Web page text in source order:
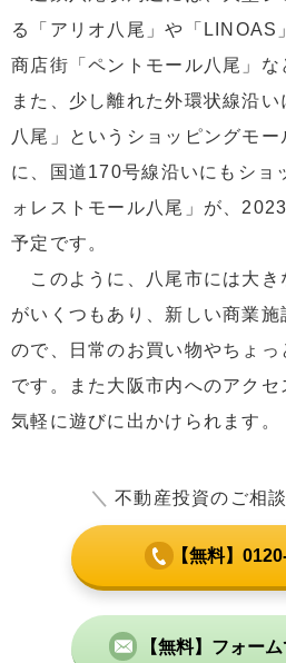
る「アリオ八尾」や「LINOAS
商店街「ペントモール八尾」な
また、少し離れた外環状線沿
八尾」というショッピングモー
に、国道170号線沿いにもショ
ォレストモール八尾」が、
予定です。
このように、八尾市には大き
がいくつもあり、新しい商業施
ので、日常のお買い物やちょっ
です。また大阪市内へのアクセ
気軽に遊びに出かけられます。
＼ 不動産投資のご相
【無料】
【無料】フォー